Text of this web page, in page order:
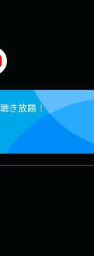
き放題！